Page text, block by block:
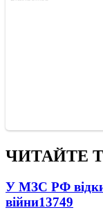
ЧИТАЙТЕ
У МЗС РФ
війни13749